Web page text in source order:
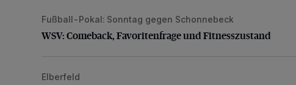
WSV: Comeback, Favoritenfrage und Fitnesszustand
Fußball-Pokal: Sonntag gegen Schonnebeck
WSV: Comeback, Favoritenfrage und Fitnesszustand
Ein neuer Brunnen für die Alte Freiheit
Elberfeld